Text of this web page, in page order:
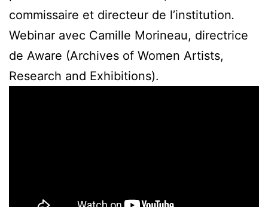
commissaire et directeur de l’institution.
Webinar avec Camille Morineau, directrice
de Aware (Archives of Women Artists,
Research and Exhibitions).